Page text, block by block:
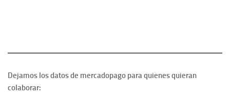
Dejamos los datos de mercadopago para quienes quieran
colaborar: